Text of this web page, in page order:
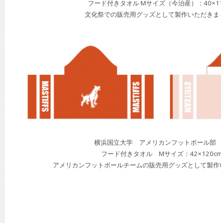
フード付きタオル Mサイズ（今治産）：
文化祭での販売用グッズとして製作いただき
横浜国立大学 アメリカンフットボール
フード付きタオル Mサイズ：
アメリカンフットボールチームの販売用グッズとして製